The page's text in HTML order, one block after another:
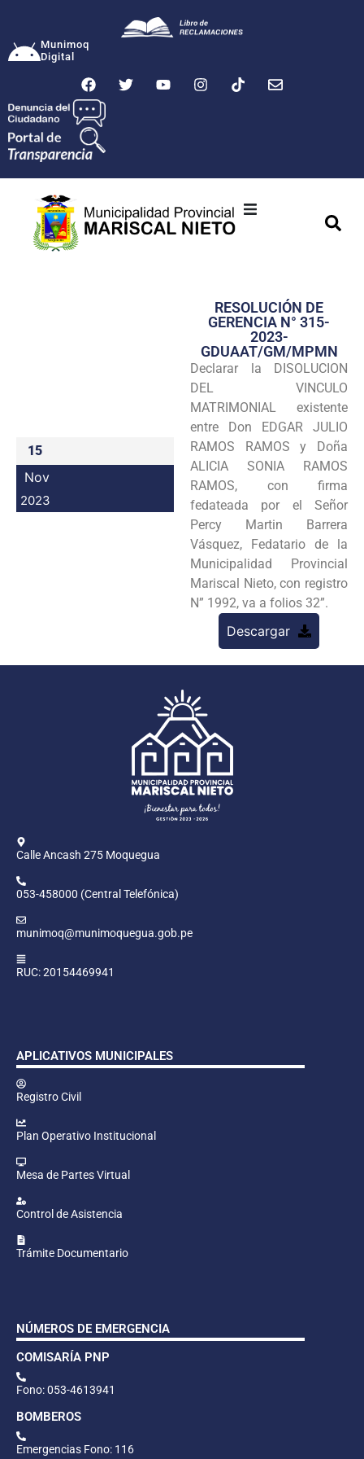
Munimoq
Digital
Transparencia
Seguridad
Programas
Intranet
15
Nov
2023
RESOLUCIÓN DE
GERENCIA N° 315-
2023-
GDUAAT/GM/MPMN
Declarar la DISOLUCION
DEL VINCULO
MATRIMONIAL existente
entre Don EDGAR JULIO
RAMOS RAMOS y Doña
ALICIA SONIA RAMOS
RAMOS, con firma
fedateada por el Señor
Percy Martin Barrera
Vásquez, Fedatario de la
Municipalidad Provincial
Mariscal Nieto, con registro
N” 1992, va a folios 32”.
Descargar
Calle Ancash 275 Moquegua
053-458000 (Central Telefónica)
munimoq@munimoquegua.gob.pe
RUC: 20154469941
APLICATIVOS MUNICIPALES
Registro Civil
Plan Operativo Institucional
Mesa de Partes Virtual
Control de Asistencia
Trámite Documentario
NÚMEROS DE EMERGENCIA
COMISARÍA PNP
Fono: 053-4613941
BOMBEROS
Emergencias Fono: 116